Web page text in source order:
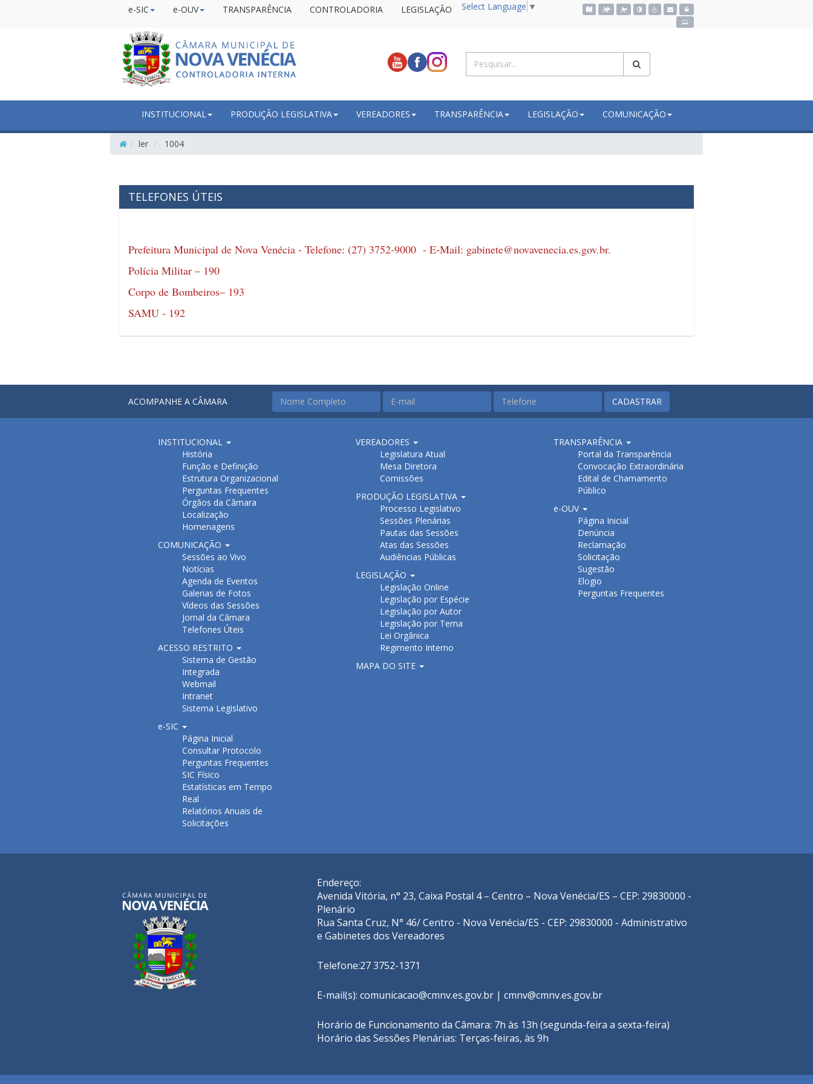
e-SIC e-OUV TRANSPARÊNCIA CONTROLADORIA LEGISLAÇÃO Select Language ▼ Acessar o mapa do site
INSTITUCIONAL PRODUÇÃO LEGISLATIVA VEREADORES TRANSPARÊNCIA LEGISLAÇÃO COMUNICAÇÃO
ler 1004
TELEFONES ÚTEIS
Prefeitura Municipal de Nova Venécia ‐ Telefone: (27) 3752‐9000 - E-Mail: gabinete@novavenecia.es.gov.br.
Polícia Militar – 190
Corpo de Bombeiros– 193
SAMU ‐ 192
ACOMPANHE A CÂMARA CADASTRAR
INSTITUCIONAL
História
Função e Definição
Estrutura Organizacional
Perguntas Frequentes
Órgãos da Câmara
Localização
Homenagens
COMUNICAÇÃO
Sessões ao Vivo
Notícias
Agenda de Eventos
Galerias de Fotos
Vídeos das Sessões
Jornal da Câmara
Telefones Úteis
ACESSO RESTRITO
Sistema de Gestão
Integrada
Webmail
Intranet
Sistema Legislativo
e-SIC
Página Inicial
Consultar Protocolo
Perguntas Frequentes
SIC Físico
Estatísticas em Tempo
Real
Relatórios Anuais de
Solicitações
VEREADORES
Legislatura Atual
Mesa Diretora
Comissões
PRODUÇÃO LEGISLATIVA
Processo Legislativo
Sessões Plenárias
Pautas das Sessões
Atas das Sessões
Audiências Públicas
LEGISLAÇÃO
Legislação Online
Legislação por Espécie
Legislação por Autor
Legislação por Tema
Lei Orgânica
Regimento Interno
MAPA DO SITE
TRANSPARÊNCIA
Portal da Transparência
Convocação Extraordinária
Edital de Chamamento
Público
e-OUV
Página Inicial
Denúncia
Reclamação
Solicitação
Sugestão
Elogio
Perguntas Frequentes
Endereço:
Avenida Vitória, n° 23, Caixa Postal 4 – Centro – Nova Venécia/ES – CEP: 29830000 -
Plenário
Rua Santa Cruz, N° 46/ Centro - Nova Venécia/ES - CEP: 29830000 - Administrativo
e Gabinetes dos Vereadores
Telefone:27 3752-1371
E-mail(s): comunicacao@cmnv.es.gov.br| cmnv@cmnv.es.gov.br
Horário de Funcionamento da Câmara: 7h às 13h (segunda-feira a sexta-feira)
Horário das Sessões Plenárias: Terças-feiras, às 9h